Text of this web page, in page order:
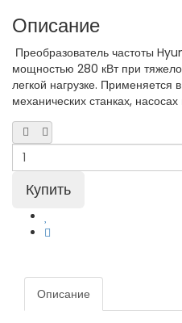
Описание
Преобразователь частоты
мощностью 280 кВт при
легкой нагрузке. Применяется
механических станках,
Описание